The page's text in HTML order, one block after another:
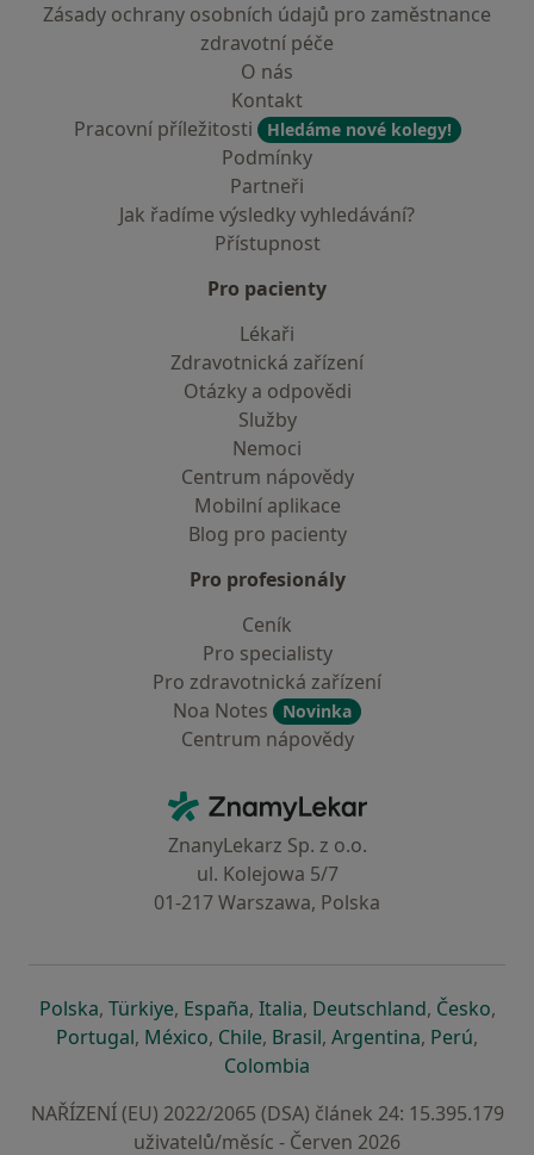
Zásady ochrany osobních údajů pro zaměstnance
zdravotní péče
O nás
Kontakt
Pracovní příležitosti
Hledáme nové kolegy!
Podmínky
Partneři
Jak řadíme výsledky vyhledávání?
Přístupnost
Pro pacienty
Lékaři
Zdravotnická zařízení
Otázky a odpovědi
Služby
Nemoci
Centrum nápovědy
Mobilní aplikace
Blog pro pacienty
Pro profesionály
Ceník
Pro specialisty
Pro zdravotnická zařízení
Noa Notes
Novinka
Centrum nápovědy
ZnamyLekar - Hlavní stránka
ZnanyLekarz Sp. z o.o.
ul. Kolejowa 5/7
01-217 Warszawa, Polska
Polskase otevře v nové záložce
, Türkiyese otevře v nové záložce
, Españase otevře v nové záložce
, Italiase otevře v nové záložce
, Deutschlandse otevře v
, Českose
,
Portugalse otevře v nové záložce
, Méxicose otevře v nové záložce
, Chilese otevře v nové záložce
, Brasilse otevře v nové
, Argentinase otevře v
, Perúse
,
Colombia
NAŘÍZENÍ (EU) 2022/2065 (DSA) článek 24: 15.395.179
uživatelů/měsíc - Červen 2026